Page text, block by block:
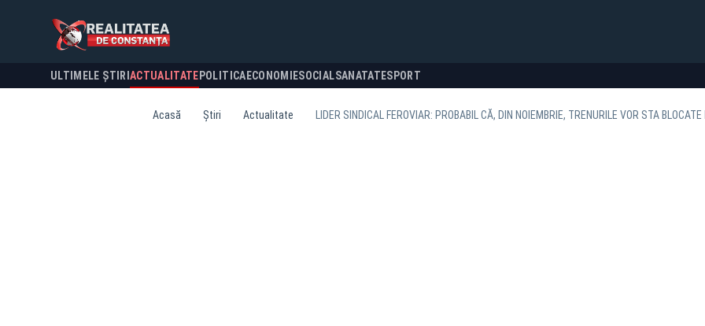
ULTIMELE ȘTIRI ACTUALITATE POLITICA ECONOMIESOCIALSANATATESPORT
Acasă Știri Actualitate LIDER SINDICAL FEROVIAR: PROBABIL CĂ, DIN NOIEMBRIE, TRENURILE VOR STA